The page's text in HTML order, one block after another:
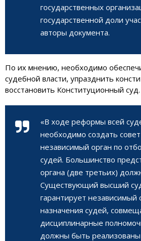
государственных
государственной доли
авторы документа.
По их мнению, необходимо
судебной власти, упразднить
восстановить Конституционный суд.
«В ходе реформы всей
необходимо создать
независимый орган по
судей. Большинство
органа (две третьих)
Существующий высший
гарантирует независимый
назначения судей,
дисциплинарные
должны быть